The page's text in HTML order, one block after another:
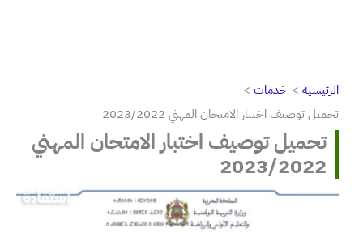
الرئيسية
خدمات
تحميل توصيف اختبار الامتحان المهني 2023/2022
تحميل توصيف اختبار الامتحان المهني
2023/2022